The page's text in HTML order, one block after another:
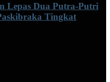
Lepas Dua Putra-Putri
Tingkat